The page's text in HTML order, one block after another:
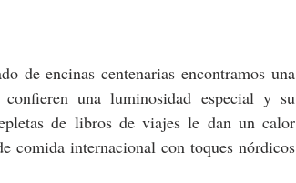
de encinas centenarias encontramos una
una luminosidad especial y su
de libros de viajes le dan un calor
comida internacional con toques nórdicos